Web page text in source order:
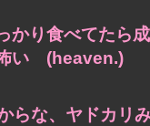
かり食べてたら
い (heaven.)
らな、ヤドカリ